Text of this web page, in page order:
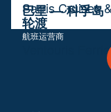
Sarris Cruises
巴里 — 科孚岛
轮渡
航班运营商
Ventouris